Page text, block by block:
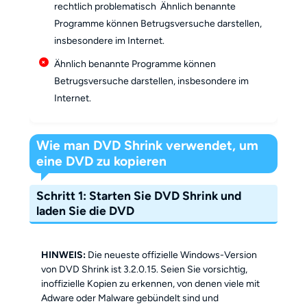
rechtlich problematisch Ähnlich benannte
Programme können Betrugsversuche darstellen,
insbesondere im Internet.
Ähnlich benannte Programme können
Betrugsversuche darstellen, insbesondere im
Internet.
Wie man DVD Shrink verwendet, um
eine DVD zu kopieren
Schritt 1: Starten Sie DVD Shrink und
laden Sie die DVD
HINWEIS: Die neueste offizielle Windows-Version
von DVD Shrink ist 3.2.0.15. Seien Sie vorsichtig,
inoffizielle Kopien zu erkennen, von denen viele mit
Adware oder Malware gebündelt sind und